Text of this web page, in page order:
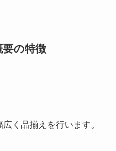
の特徴
く品揃えを行います。